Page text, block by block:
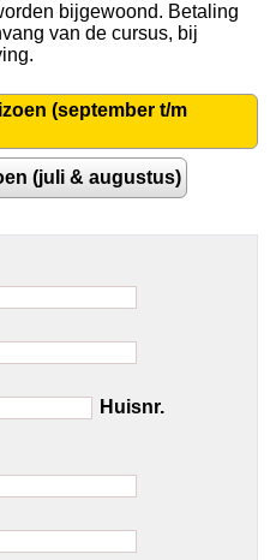
bijgewoond. Betaling
van de cursus, bij
(september t/m
(juli & augustus)
Huisnr.